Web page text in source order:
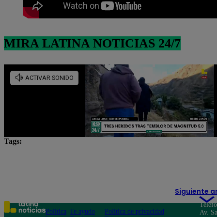
MIRA LATINA NOTICIAS 24/7
Tags:
Siguiente
Política Te ayudo
Política de privacidad
Av.